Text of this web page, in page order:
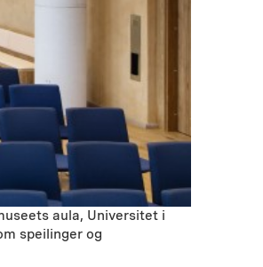
aula, Universitet i
speilinger og